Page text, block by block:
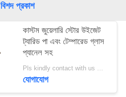
বিশদ প্রকাশ
কাস্টম জুয়েলারি স্টোর উইজেট
ট্যারিড পা এবং টেম্পারেড গ্লাস
প্যানেল সহ
Pls kindly contact with us MOQ:1 দোকান বা 5 সেট
যোগাযোগ